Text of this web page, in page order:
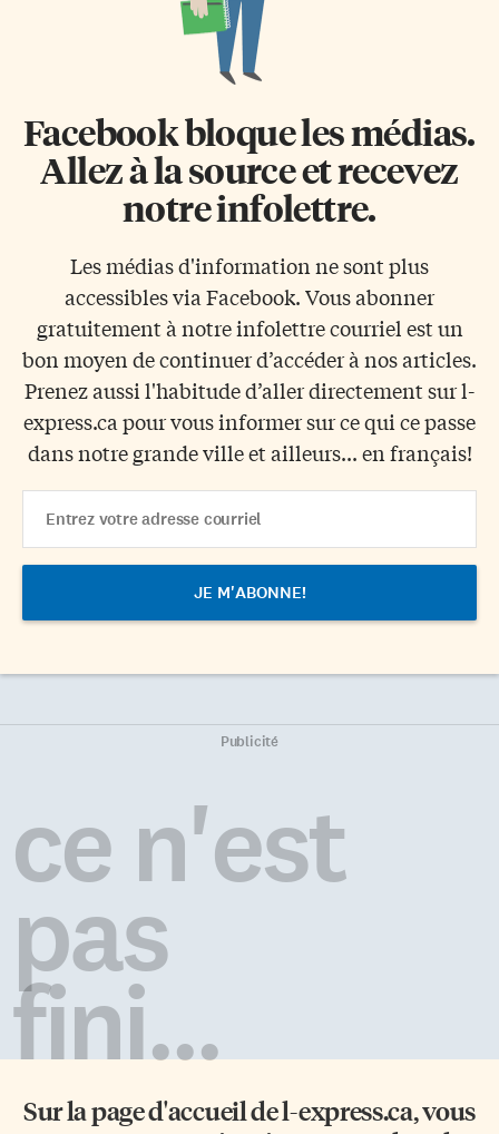
Facebook bloque les médias.
Allez à la source et recevez
notre infolettre.
Les médias d'information ne sont plus
accessibles via Facebook. Vous abonner
gratuitement à notre infolettre courriel est un
bon moyen de continuer d’accéder à nos articles.
Prenez aussi l'habitude d’aller directement sur l-
express.ca pour vous informer sur ce qui ce passe
dans notre grande ville et ailleurs... en français!
Address
Publicité
ce n'est
pas
fini...
Sur la page d'accueil del-express.ca, vous